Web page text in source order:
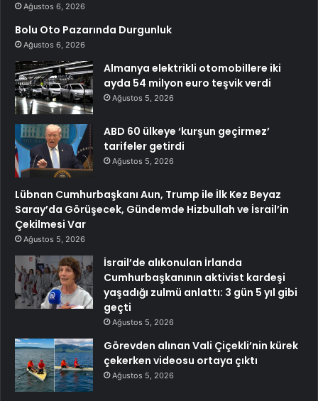
Ağustos 6, 2026
Bolu Oto Pazarında Durgunluk
Ağustos 6, 2026
Almanya elektrikli otomobillere iki
ayda 54 milyon euro teşvik verdi
Ağustos 5, 2026
ABD 60 ülkeye ‘kurşun geçirmez’
tarifeler getirdi
Ağustos 5, 2026
Lübnan Cumhurbaşkanı Aun, Trump ile İlk Kez Beyaz
Saray’da Görüşecek, Gündemde Hizbullah ve İsrail’in
Çekilmesi Var
Ağustos 5, 2026
İsrail’de alıkonulan İrlanda
Cumhurbaşkanının aktivist kardeşi
yaşadığı zulmü anlattı: 3 gün 5 yıl gibi
geçti
Ağustos 5, 2026
Görevden alınan Vali Çiçekli’nin kürek
çekerken videosu ortaya çıktı
Ağustos 5, 2026